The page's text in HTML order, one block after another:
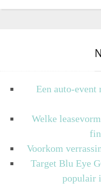
Een auto-event
Welke
Voorkom
Target Blu Eye
populair